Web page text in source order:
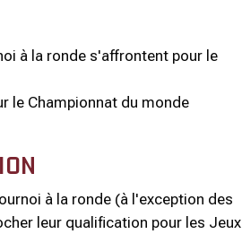
à la ronde s'affrontent pour le
le Championnat du monde
à la ronde (à l'exception des
leur qualification pour les Jeux